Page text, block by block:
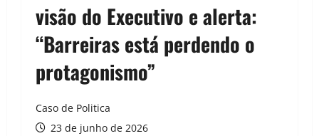
visão do Executivo e alerta:
“Barreiras está perdendo o
protagonismo”
Caso de Politica
23 de junho de 2026